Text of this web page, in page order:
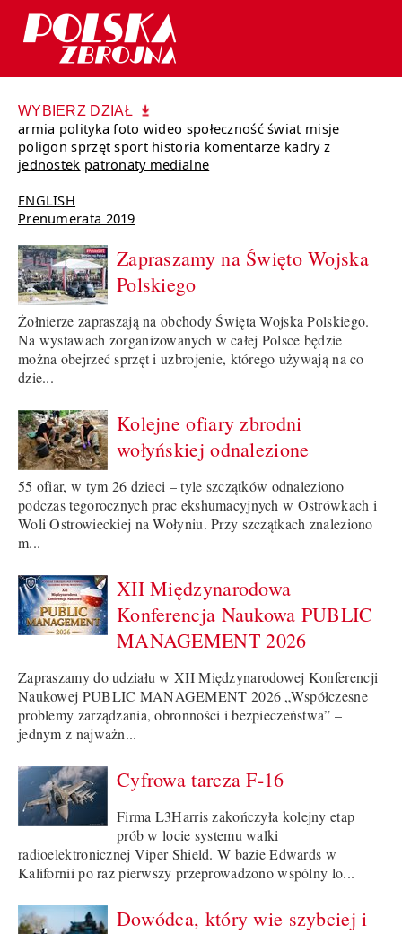
WYBIERZ DZIAŁ
armia polityka foto wideo społeczność świat misje
poligon sprzęt sport historia komentarze kadry z
jednostek patronaty medialne
ENGLISH
Prenumerata 2019
Zapraszamy na Święto Wojska
Polskiego
Żołnierze zapraszają na obchody Święta Wojska Polskiego.
Na wystawach zorganizowanych w całej Polsce będzie
można obejrzeć sprzęt i uzbrojenie, którego używają na co
dzie...
Kolejne ofiary zbrodni
wołyńskiej odnalezione
55 ofiar, w tym 26 dzieci – tyle szczątków odnaleziono
podczas tegorocznych prac ekshumacyjnych w Ostrówkach i
Woli Ostrowieckiej na Wołyniu. Przy szczątkach znaleziono
m...
XII Międzynarodowa
Konferencja Naukowa PUBLIC
MANAGEMENT 2026
Zapraszamy do udziału w XII Międzynarodowej Konferencji
Naukowej PUBLIC MANAGEMENT 2026 „Współczesne
problemy zarządzania, obronności i bezpieczeństwa” –
jednym z najważn...
Cyfrowa tarcza F-16
Firma L3Harris zakończyła kolejny etap
prób w locie systemu walki
radioelektronicznej Viper Shield. W bazie Edwards w
Kalifornii po raz pierwszy przeprowadzono wspólny lo...
Dowódca, który wie szybciej i